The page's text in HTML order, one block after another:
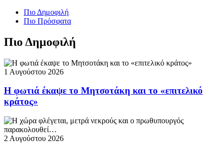
Πιο Δημοφιλή
Πιο Πρόσφατα
Πιο Δημοφιλή
1 Αυγούστου 2026
Η φωτιά έκαψε το Μητσοτάκη και το «επιτελικό
κράτος»
2 Αυγούστου 2026